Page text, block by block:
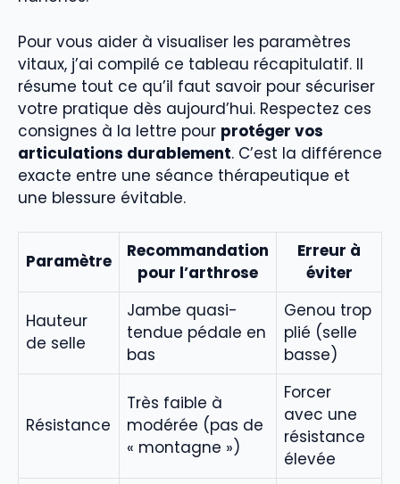
Pour vous aider à visualiser les paramètres
vitaux, j’ai compilé ce tableau récapitulatif. Il
résume tout ce qu’il faut savoir pour sécuriser
votre pratique dès aujourd’hui. Respectez ces
consignes à la lettre pour protéger vos
articulations durablement. C’est la différence
exacte entre une séance thérapeutique et
une blessure évitable.
Paramètre
Recommandation
pour l’arthrose
Erreur à
éviter
Hauteur
de selle
Jambe quasi-
tendue pédale en
bas
Genou trop
plié (selle
basse)
Résistance
Très faible à
modérée (pas de
« montagne »)
Forcer
avec une
résistance
élevée